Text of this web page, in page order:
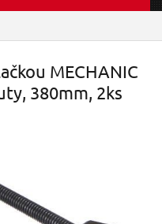
MECHANIC
380mm, 2ks